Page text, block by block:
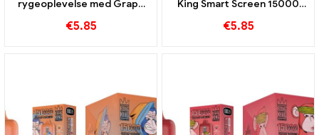
rygeoplevelse med Grape
Screen 15000 Puff
€5.85
King Smart Screen 15000
€5.85